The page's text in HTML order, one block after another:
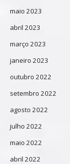
maio 2023
abril 2023
março 2023
janeiro 2023
outubro 2022
setembro 2022
agosto 2022
julho 2022
maio 2022
abril 2022